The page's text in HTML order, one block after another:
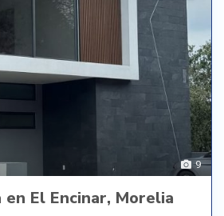
9
en El Encinar, Morelia